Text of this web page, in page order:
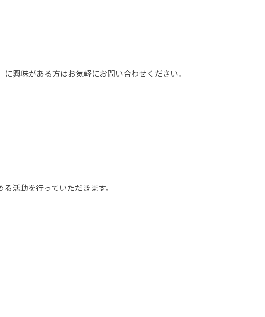
興味がある方はお気軽にお問い合わせください。
活動を行っていただきます。